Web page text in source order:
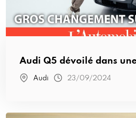
Audi Q5 dévoilé dans
Audi 23/09/2024